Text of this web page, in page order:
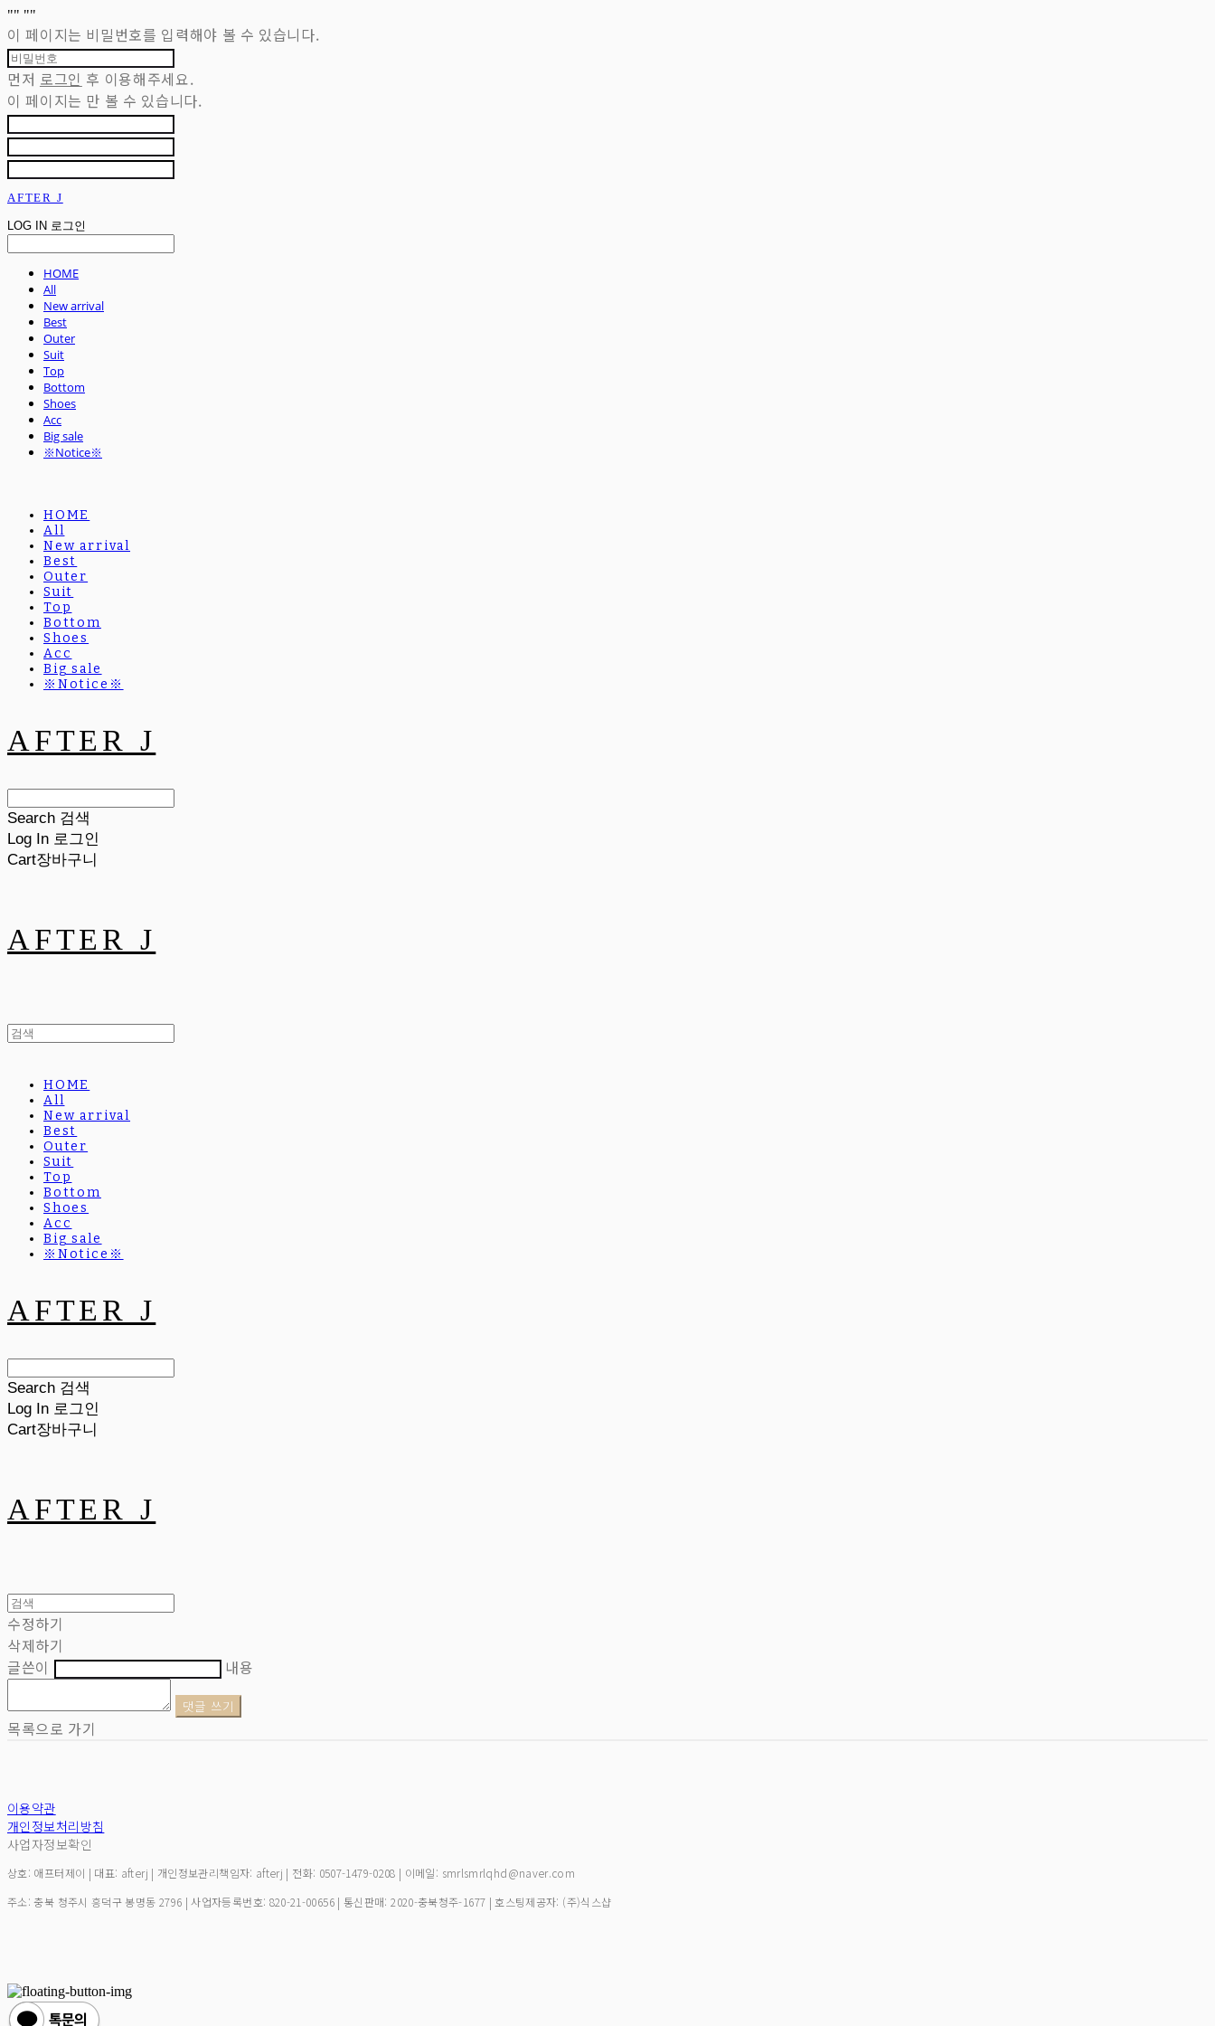
"" ""
이 페이지는 비밀번호를 입력해야 볼 수 있습니다.
먼저 로그인 후 이용해주세요.
이 페이지는 만 볼 수 있습니다.
AFTER J
LOG IN 로그인
HOME
All
New arrival
Best
Outer
Suit
Top
Bottom
Shoes
Acc
Big sale
※Notice※
HOME
All
New arrival
Best
Outer
Suit
Top
Bottom
Shoes
Acc
Big sale
※Notice※
AFTER J
Search 검색
Log In 로그인
Cart장바구니
AFTER J
HOME
All
New arrival
Best
Outer
Suit
Top
Bottom
Shoes
Acc
Big sale
※Notice※
AFTER J
Search 검색
Log In 로그인
Cart장바구니
AFTER J
수정하기
삭제하기
글쓴이
내용
댓글 쓰기
목록으로 가기
이용약관
개인정보처리방침
사업자정보확인
상호: 애프터제이 | 대표: afterj | 개인정보관리책임자: afterj | 전화: 0507-1479-0208 | 이메일: smrlsmrlqhd@naver.com
주소: 충북 청주시 흥덕구 봉명동 2796 | 사업자등록번호: 820-21-00656| 통신판매:2020-충북청주-1677 | 호스팅제공자: (주)식스샵